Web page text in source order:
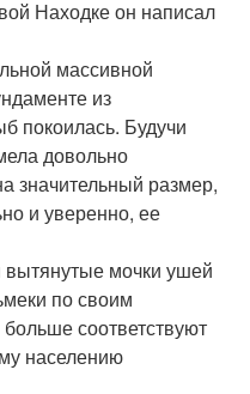
Находке он написал
массивной
из
покоилась. Будучи
довольно
значительный размер,
и уверенно, ее
мочки ушей
по своим
соответствуют
населению